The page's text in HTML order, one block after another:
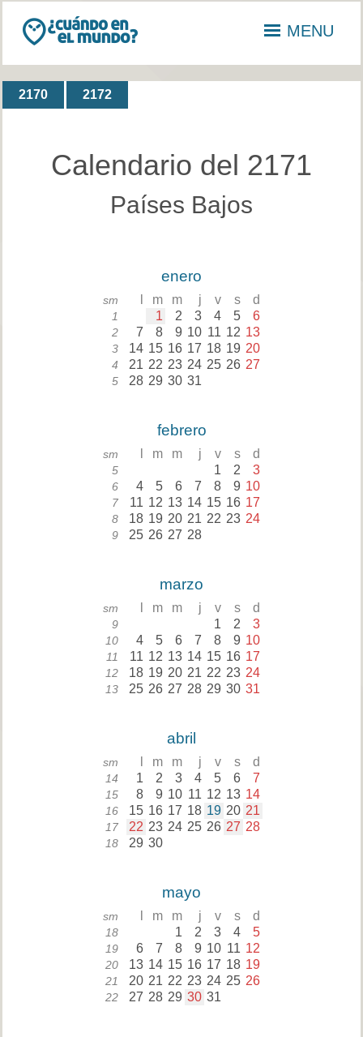
MENU
2170 2172
Calendario del 2171
Países Bajos
enero
sm m m j v s d
1 1 2 3 4 5 6
2 7 8 9 10 11 12 13
3 14 15 16 17 18 19 20
4 21 22 23 24 25 26 27
5 28 29 30 31
febrero
sm m m j v s d
5 1 2 3
6 4 5 6 7 8 9 10
7 11 12 13 14 15 16 17
8 18 19 20 21 22 23 24
9 25 26 27 28
marzo
sm m m j v s d
9 1 2 3
10 4 5 6 7 8 9 10
11 11 12 13 14 15 16 17
12 18 19 20 21 22 23 24
13 25 26 27 28 29 30 31
abril
sm m m j v s d
14 1 2 3 4 5 6 7
15 8 9 10 11 12 13 14
16 15 16 17 18 19 20 21
17 22 23 24 25 26 27 28
18 29 30
mayo
sm m m j v s d
18 1 2 3 4 5
19 6 7 8 9 10 11 12
20 13 14 15 16 17 18 19
21 20 21 22 23 24 25 26
22 27 28 29 30 31